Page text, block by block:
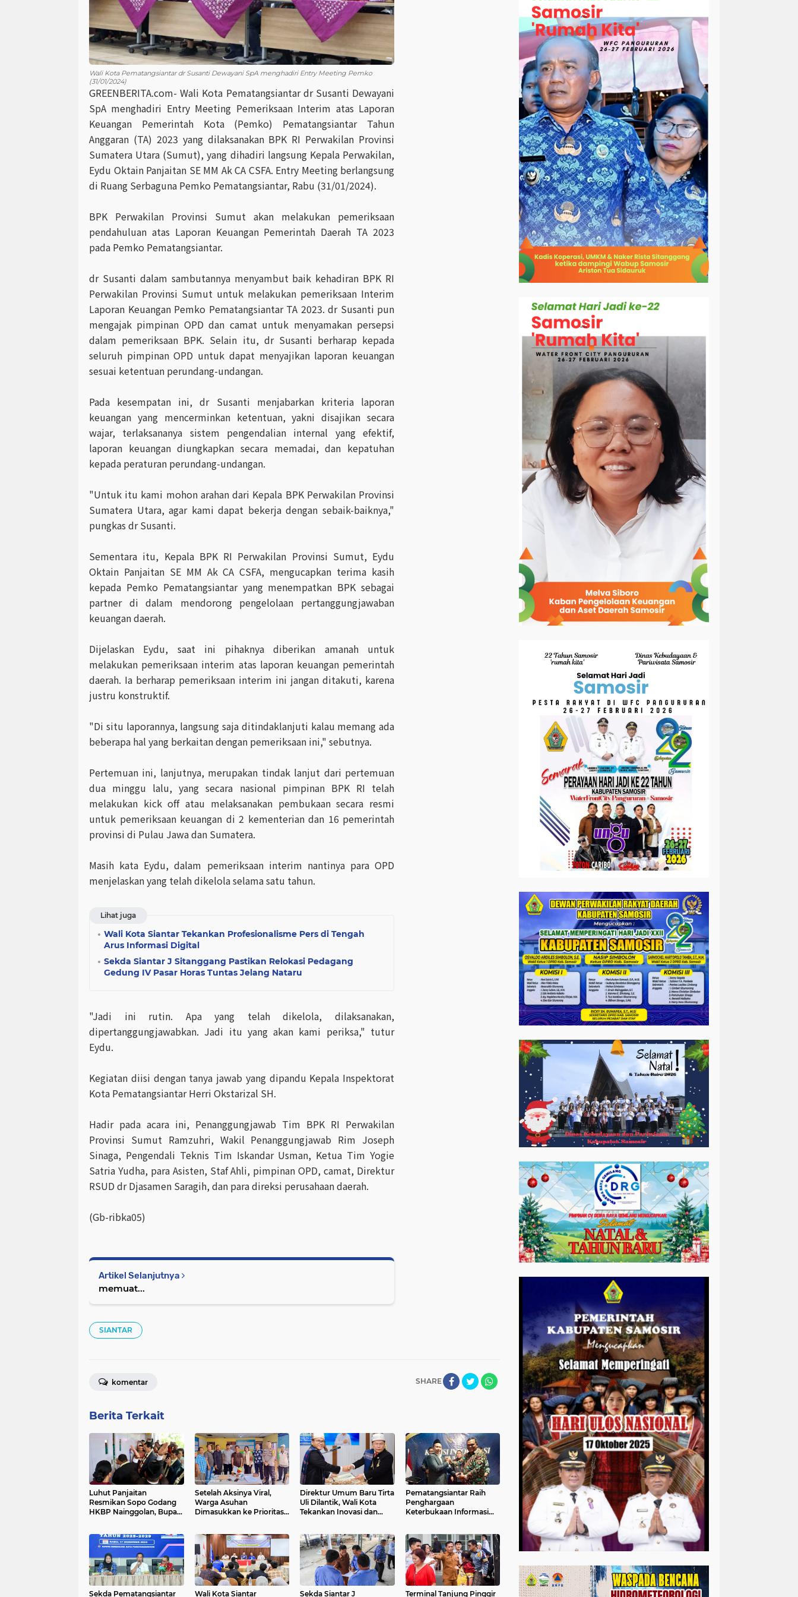
Wali Kota Pematangsiantar dr Susanti Dewayani SpA menghadiri Entry Meeting Pemko
(31/01/2024)
GREENBERITA.com- Wali Kota Pematangsiantar dr Susanti Dewayani
SpA menghadiri Entry Meeting Pemeriksaan Interim atas Laporan
Keuangan Pemerintah Kota (Pemko) Pematangsiantar Tahun
Anggaran (TA) 2023 yang dilaksanakan BPK RI Perwakilan Provinsi
Sumatera Utara (Sumut), yang dihadiri langsung Kepala Perwakilan,
Eydu Oktain Panjaitan SE MM Ak CA CSFA. Entry Meeting berlangsung
di Ruang Serbaguna Pemko Pematangsiantar, Rabu (31/01/2024).
BPK Perwakilan Provinsi Sumut akan melakukan pemeriksaan
pendahuluan atas Laporan Keuangan Pemerintah Daerah TA 2023
pada Pemko Pematangsiantar.
dr Susanti dalam sambutannya menyambut baik kehadiran BPK RI
Perwakilan Provinsi Sumut untuk melakukan pemeriksaan Interim
Laporan Keuangan Pemko Pematangsiantar TA 2023. dr Susanti pun
mengajak pimpinan OPD dan camat untuk menyamakan persepsi
dalam pemeriksaan BPK. Selain itu, dr Susanti berharap kepada
seluruh pimpinan OPD untuk dapat menyajikan laporan keuangan
sesuai ketentuan perundang-undangan.
Pada kesempatan ini, dr Susanti menjabarkan kriteria laporan
keuangan yang mencerminkan ketentuan, yakni disajikan secara
wajar, terlaksananya sistem pengendalian internal yang efektif,
laporan keuangan diungkapkan secara memadai, dan kepatuhan
kepada peraturan perundang-undangan.
"Untuk itu kami mohon arahan dari Kepala BPK Perwakilan Provinsi
Sumatera Utara, agar kami dapat bekerja dengan sebaik-baiknya,"
pungkas dr Susanti.
Sementara itu, Kepala BPK RI Perwakilan Provinsi Sumut, Eydu
Oktain Panjaitan SE MM Ak CA CSFA, mengucapkan terima kasih
kepada Pemko Pematangsiantar yang menempatkan BPK sebagai
partner di dalam mendorong pengelolaan pertanggungjawaban
keuangan daerah.
Dijelaskan Eydu, saat ini pihaknya diberikan amanah untuk
melakukan pemeriksaan interim atas laporan keuangan pemerintah
daerah. Ia berharap pemeriksaan interim ini jangan ditakuti, karena
justru konstruktif.
"Di situ laporannya, langsung saja ditindaklanjuti kalau memang ada
beberapa hal yang berkaitan dengan pemeriksaan ini," sebutnya.
Pertemuan ini, lanjutnya, merupakan tindak lanjut dari pertemuan
dua minggu lalu, yang secara nasional pimpinan BPK RI telah
melakukan kick off atau melaksanakan pembukaan secara resmi
untuk pemeriksaan keuangan di 2 kementerian dan 16 pemerintah
provinsi di Pulau Jawa dan Sumatera.
Masih kata Eydu, dalam pemeriksaan interim nantinya para OPD
menjelaskan yang telah dikelola selama satu tahun.
Lihat juga
Wali Kota Siantar Tekankan Profesionalisme Pers di Tengah
Arus Informasi Digital
Sekda Siantar J Sitanggang Pastikan Relokasi Pedagang
Gedung IV Pasar Horas Tuntas Jelang Nataru
"Jadi ini rutin. Apa yang telah dikelola, dilaksanakan,
dipertanggungjawabkan. Jadi itu yang akan kami periksa," tutur
Eydu.
Kegiatan diisi dengan tanya jawab yang dipandu Kepala Inspektorat
Kota Pematangsiantar Herri Okstarizal SH.
Hadir pada acara ini, Penanggungjawab Tim BPK RI Perwakilan
Provinsi Sumut Ramzuhri, Wakil Penanggungjawab Rim Joseph
Sinaga, Pengendali Teknis Tim Iskandar Usman, Ketua Tim Yogie
Satria Yudha, para Asisten, Staf Ahli, pimpinan OPD, camat, Direktur
RSUD dr Djasamen Saragih, dan para direksi perusahaan daerah.
(Gb-ribka05)
Artikel Selanjutnya
memuat...
SIANTAR
SHARE
komentar
Berita Terkait
Luhut Panjaitan
Resmikan Sopo Godang
HKBP Nainggolan, Bupati
Setelah Aksinya Viral,
Warga Asuhan
Dimasukkan ke Prioritas
Direktur Umum Baru Tirta
Uli Dilantik, Wali Kota
Tekankan Inovasi dan
Pematangsiantar Raih
Penghargaan
Keterbukaan Informasi
Sumut
Sekda Pematangsiantar Wali Kota Siantar Sekda Siantar J Terminal Tanjung Pinggir